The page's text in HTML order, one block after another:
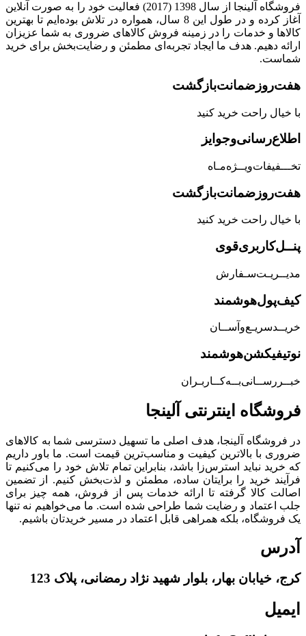
فروشگاه آلینجا از سال 1398 (2017) فعالیت خود را به صورت آنلاین
آغاز کرده و در طول این 8 سال، همواره در تلاش بوده‌ایم تا بهترین
کالاها و خدمات را در زمینه فروش کالاهای ضروری به شما عزیزان
ارائه دهیم. هدف ما ایجاد تجربه‌ای مطمئن و رضایت‌بخش برای خرید
شماست.
هفت‌روز‌ضمانت‌بازگشت
با خیال راحت خرید کنید
اطلاع‌رسانی‌و‌جوایز
تخـــفیفات‌ویــژه‌مـاه
هفت‌روز‌ضمانت‌بازگشت
با خیال راحت خرید کنید
پنــل‌کاربری‌قوی
مدیــریـت‌سـفارش
کیف‌پول‌هوشمند
خریــد‌سریـع‌و‌آســان
نوتیفیکشن‌هوشمند
خبــررســانی‌بــه‌کــاربـران
فروشگاه‌ اینترنتی‌ آلینجا
در فروشگاه آلینجا، هدف اصلی ما تسهیل دسترسی شما به کالاهای
ضروری با بالاترین کیفیت و مناسب‌ترین قیمت است. ما باور داریم
که خرید نباید استرس‌زا باشد، بنابراین تمام تلاش خود را می‌کنیم تا
فرآیند خرید را برایتان ساده، مطمئن و لذت‌بخش کنیم. از تضمین
اصالت کالا گرفته تا ارائه خدمات پس از فروش، همه چیز برای
جلب اعتماد و رضایت شما طراحی شده است. ما می‌خواهیم نه تنها
یک فروشگاه، بلکه همراهی قابل اعتماد در مسیر خریدتان باشیم.
آدرس
کرج، خیابان بهار، بلوار شهید نژاد رمضانی، پلاک 123
ایمیل